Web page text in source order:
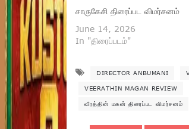
சாருகேசி திரைப்பட விமர்சனம்
June 14, 2026
In "திரைப்படம்"
DIRECTOR ANBUMANI
VEERATHIN MAGAN REVIEW
வீரத்தின் மகன் திரைப்பட விமர்சனம்